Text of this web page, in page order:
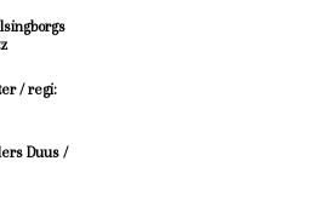
/ regi:
Duus /